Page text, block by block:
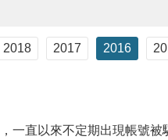
2018 2017 2016
一直以來不定期出現帳號被